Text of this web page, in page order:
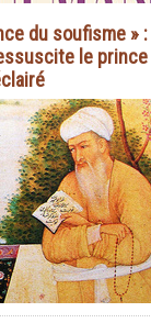
du soufisme » :
le prince